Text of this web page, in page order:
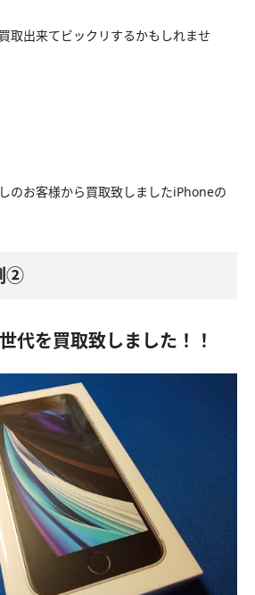
取出来てビックリするかもしれませ
のお客様から買取致しましたiPhoneの
②
代を買取致しました！！